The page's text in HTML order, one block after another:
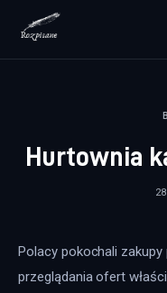
Zdrowie
Dom i ogród
Hurtownia
Polacy pokochali
przeglądania ofert